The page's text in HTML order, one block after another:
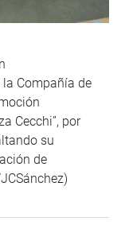
Compañía de
Cecchi”, por
su
de